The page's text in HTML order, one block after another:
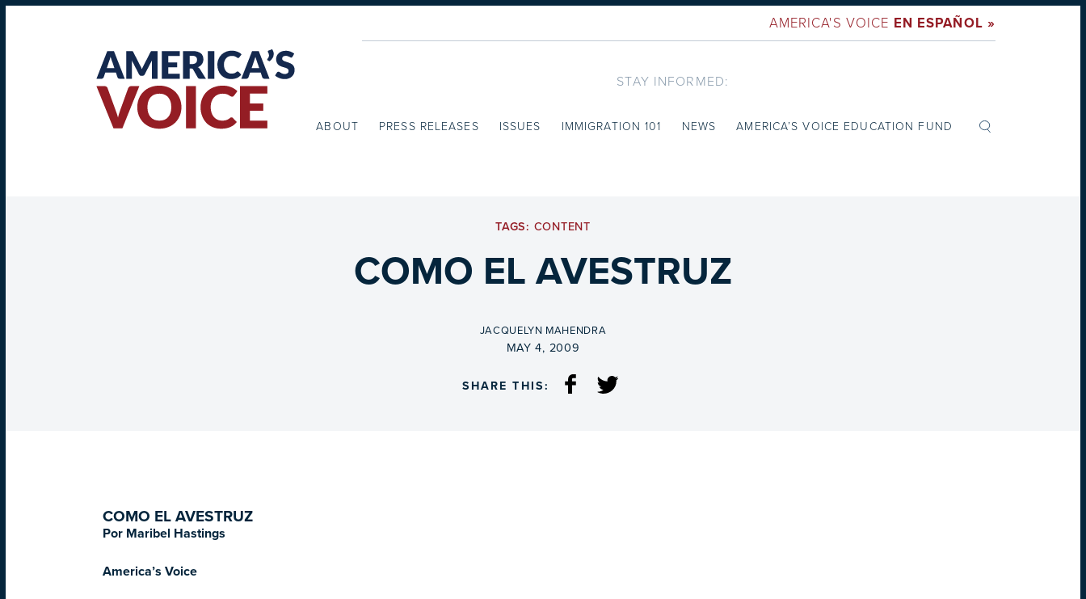
AMERICA'S VOICE EN ESPAÑOL »
STAY INFORMED:
ABOUT PRESS RELEASES ISSUES IMMIGRATION 101 NEWS AMERICA’S VOICE EDUCATION FUND
TAGS: CONTENT
COMO EL AVESTRUZ
BY
JACQUELYN MAHENDRA
ON
MAY 4, 2009
SHARE THIS:
COMO EL AVESTRUZ
Por Maribel Hastings
America’s Voice